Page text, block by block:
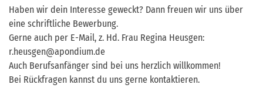
Haben wir dein Interesse geweckt? Dann freuen wir uns über
eine schriftliche Bewerbung.
Gerne auch per E-Mail, z. Hd. Frau Regina Heusgen:
r.heusgen@apondium.de
Auch Berufsanfänger sind bei uns herzlich willkommen!
Bei Rückfragen kannst du uns gerne kontaktieren.